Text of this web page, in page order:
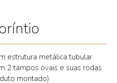
estrutura metálica tubular
2 tampos ovais e suas rodas
montado)